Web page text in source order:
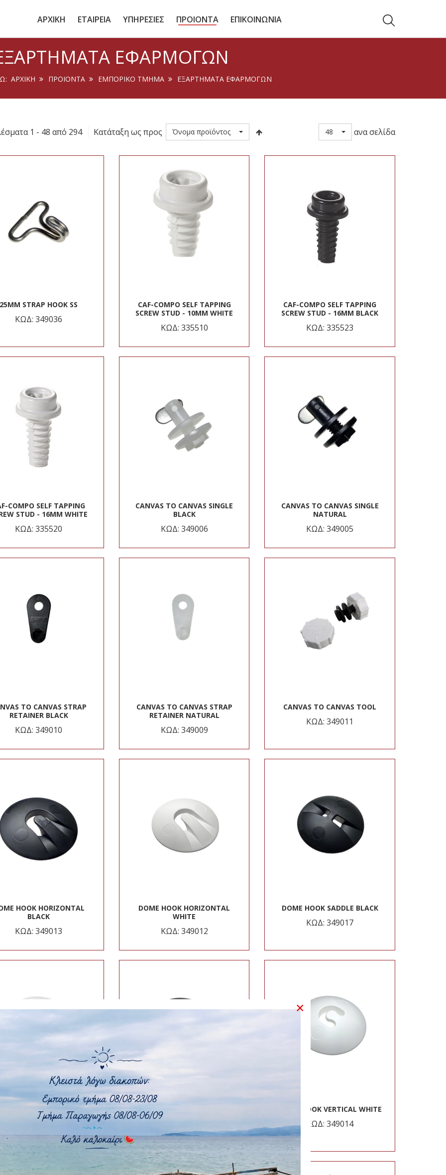
ΑΡΧΙΚΗ ΕΤΑΙΡΕΙΑ ΥΠΗΡΕΣΙΕΣ ΠΡΟΙΟΝΤΑ ΕΠΙΚΟΙΝΩΝΙΑ
ΕΦΑΡΜΟΓΏΝ
ΑΡΧΙΚΉ ΠΡΟΙΟΝΤΑ ΕΜΠΟΡΙΚΟ ΤΜΗΜΑ ΕΞΑΡΤΗΜΑΤΑ ΕΦΑΡΜΟΓΩΝ
1 - 48 από 294 Κατάταξη ως προς Όνομα προϊόντος 48 ανα σελίδα
25MM STRAP HOOK SS
ΚΩΔ: 349036
CAF-COMPO SELF TAPPING
SCREW STUD - 10MM WHITE
ΚΩΔ: 335510
CAF-COMPO SELF TAPPING
SCREW STUD - 16MM BLACK
ΚΩΔ: 335523
COMPO SELF TAPPING
STUD - 16MM WHITE
ΚΩΔ: 335520
CANVAS TO CANVAS SINGLE
BLACK
ΚΩΔ: 349006
CANVAS TO CANVAS SINGLE
NATURAL
ΚΩΔ: 349005
TO CANVAS STRAP
RETAINER BLACK
ΚΩΔ: 349010
CANVAS TO CANVAS STRAP
RETAINER NATURAL
ΚΩΔ: 349009
CANVAS TO CANVAS TOOL
ΚΩΔ: 349011
HOOK HORIZONTAL
BLACK
ΚΩΔ: 349013
DOME HOOK HORIZONTAL
WHITE
ΚΩΔ: 349012
DOME HOOK SADDLE BLACK
ΚΩΔ: 349017
HOOK SADDLE WHITE
ΚΩΔ: 349016
DOME HOOK VERTICAL BLACK DOME HOOK VERTICAL WHITE
ΚΩΔ: 349014
×